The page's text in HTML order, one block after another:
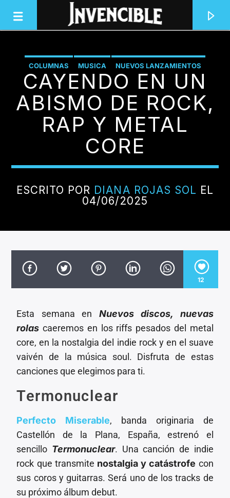
INVENCIBLE RADIO
JUNTOS SOMOS INVENCIBLES
CANCIÓN ACTUAL
TÍTULO
ARTISTA
Invencible Radio
COLUMNAS MUSICA NUEVOS LANZAMIENTOS
CAYENDO EN UN
ABISMO DE ROCK,
RAP Y METAL
CORE
ESCRITO POR DIANA ROJAS SOL EL
04/06/2025
12
Esta semana en Nuevos discos, nuevas
rolascaeremos en los riffs pesados del metal
core, en la nostalgia del indie rock y en el suave
vaivén de la música soul. Disfruta de estas
canciones que elegimos para ti.
Termonuclear
Perfecto Miserable, banda originaria de
Castellón de la Plana, España, estrenó el
sencillo Termonuclear. Una canción de indie
rock que transmite nostalgia y catástrofe con
sus coros y guitarras. Será uno de los tracks de
su próximo álbum debut.